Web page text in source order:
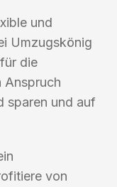
und
Umzugskönig
die
Anspruch
sparen und auf
von